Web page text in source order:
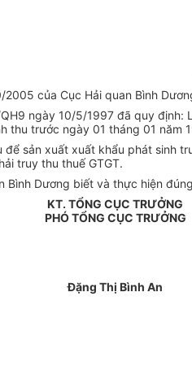
của Cục Hải quan Bình
ngày 10/5/1997 đã quy
thu trước ngày 01 tháng 01
sản xuất xuất khẩu phát sinh
truy thu thuế GTGT.
Bình Dương biết và thực hiện
KT. TỔNG CỤC TRƯỞNG
PHÓ TỔNG CỤC TRƯỞNG
Đặng Thị Bình An